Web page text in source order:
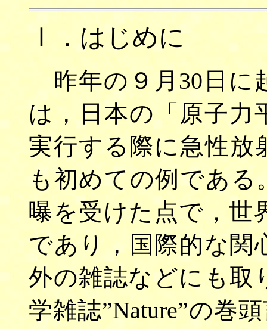
Ⅰ．はじめに
昨年の９月30日に
は，日本の「原子力
実行する際に急性放
も初めての例であ
曝を受けた点で，世
であり，国際的な関
外の雑誌などにも取
学雑誌”Nature”の巻